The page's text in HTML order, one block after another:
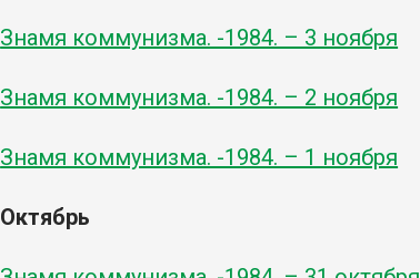
Знамя коммунизма. -1984. – 3 ноября
Знамя коммунизма. -1984. – 2 ноября
Знамя коммунизма. -1984. – 1 ноября
Октябрь